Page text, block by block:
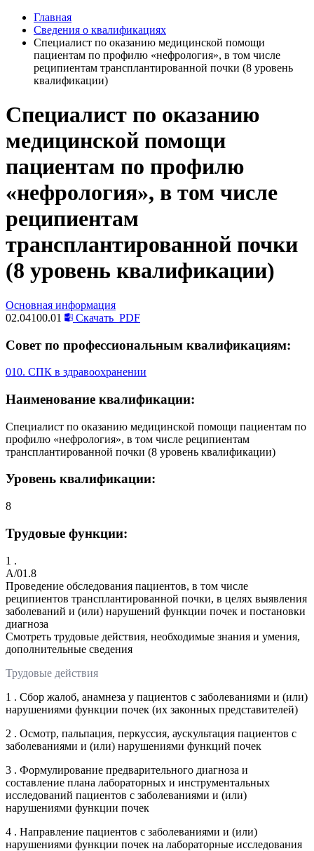
Главная
Сведения о квалификациях
Специалист по оказанию медицинской помощи
пациентам по профилю «нефрология», в том числе
реципиентам трансплантированной почки (8 уровень
квалификации)
Специалист по оказанию
медицинской помощи
пациентам по профилю
«нефрология», в том числе
реципиентам
трансплантированной почки
(8 уровень квалификации)
Основная информация
02.04100.01
Скачать PDF
Совет по профессиональным квалификациям:
010. СПК в здравоохранении
Наименование квалификации:
Специалист по оказанию медицинской помощи пациентам по
профилю «нефрология», в том числе реципиентам
трансплантированной почки (8 уровень квалификации)
Уровень квалификации:
8
Трудовые функции:
1 .
A/01.8
Проведение обследования пациентов, в том числе
реципиентов трансплантированной почки, в целях выявления
заболеваний и (или) нарушений функции почек и постановки
диагноза
Смотреть трудовые действия, необходимые знания и умения,
дополнительные сведения
Трудовые действия
1 . Сбор жалоб, анамнеза у пациентов с заболеваниями и (или)
нарушениями функции почек (их законных представителей)
2 . Осмотр, пальпация, перкуссия, аускультация пациентов с
заболеваниями и (или) нарушениями функций почек
3 . Формулирование предварительного диагноза и
составление плана лабораторных и инструментальных
исследований пациентов с заболеваниями и (или)
нарушениями функции почек
4 . Направление пациентов с заболеваниями и (или)
нарушениями функции почек на лабораторные исследования